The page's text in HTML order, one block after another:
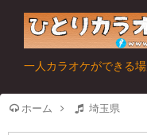
一人カラオケができる場
ホーム 埼玉県